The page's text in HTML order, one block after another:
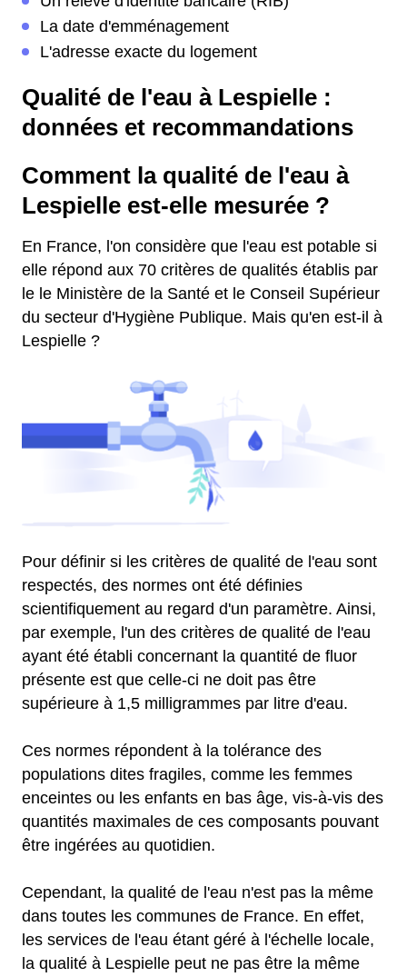
La date d'emménagement
L'adresse exacte du logement
Qualité de l'eau à Lespielle :
données et recommandations
Comment la qualité de l'eau à
Lespielle est-elle mesurée ?
En France, l'on considère que l'eau est potable si
elle répond aux 70 critères de qualités établis par
le le Ministère de la Santé et le Conseil Supérieur
du secteur d'Hygiène Publique. Mais qu'en est-il à
Lespielle ?
Pour définir si les critères de qualité de l'eau sont
respectés, des normes ont été définies
scientifiquement au regard d'un paramètre. Ainsi,
par exemple, l'un des critères de qualité de l'eau
ayant été établi concernant la quantité de fluor
présente est que celle-ci ne doit pas être
supérieure à 1,5 milligrammes par litre d'eau.
Ces normes répondent à la tolérance des
populations dites fragiles, comme les femmes
enceintes ou les enfants en bas âge, vis-à-vis des
quantités maximales de ces composants pouvant
être ingérées au quotidien.
Cependant, la qualité de l'eau n'est pas la même
dans toutes les communes de France. En effet,
les services de l'eau étant géré à l'échelle locale,
la qualité à Lespielle peut ne pas être la même